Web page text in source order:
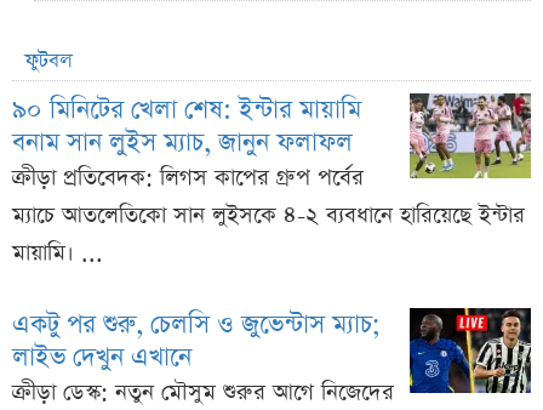
ফুটবল
৯০ মিনিটের খেলা শেষ: ইন্টার মায়ামি
বনাম সান লুইস ম্যাচ, জানুন ফলাফল
ক্রীড়া প্রতিবেদক: লিগস কাপের গ্রুপ পর্বের
ম্যাচে আতলেতিকো সান লুইসকে ৪-২ ব্যবধানে হারিয়েছে ইন্টার
মায়ামি। ...
একটু পর শুরু, চেলসি ও জুভেন্টাস ম্যাচ;
লাইভ দেখুন এখানে
ক্রীড়া ডেস্ক: নতুন মৌসুম শুরুর আগে নিজেদের